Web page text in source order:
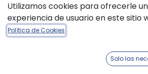
AÑADIR A LA CESTA
Añadir a lista de deseos
Fecha aproximada de ingreso: 30/
Utilizamos cookies para ofrecerle
experiencia de usuario en este sitio
Política de Cookies
Solo las